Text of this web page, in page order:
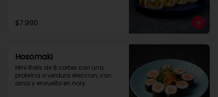
$7.990
Hosomaki
Mini Rolls de 8 cortes con una
proteína o verdura eleccion, con
arroz y envuelto en nory.